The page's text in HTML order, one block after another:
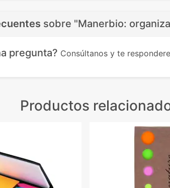
sobre "Manerbio:
pregunta? Consúltanos y te
Productos